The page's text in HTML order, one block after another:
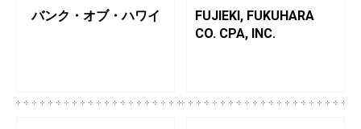
バンク・オブ・ハワイ
FUJIEKI, FUKUHARA
CO. CPA, INC.